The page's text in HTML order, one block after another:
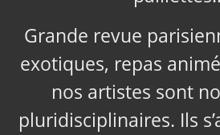
Grande revue
exotiques, repas
nos artistes sont
pluridisciplinaires. Ils